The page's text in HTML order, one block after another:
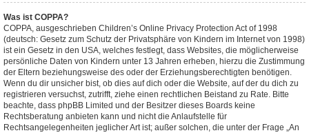
Was ist COPPA?
COPPA, ausgeschrieben Children’s Online Privacy Protection Act of 1998
(deutsch: Gesetz zum Schutz der Privatsphäre von Kindern im Internet von 1998)
ist ein Gesetz in den USA, welches festlegt, dass Websites, die möglicherweise
persönliche Daten von Kindern unter 13 Jahren erheben, hierzu die Zustimmung
der Eltern beziehungsweise des oder der Erziehungsberechtigten benötigen.
Wenn du dir unsicher bist, ob dies auf dich oder die Website, auf der du dich zu
registrieren versuchst, zutrifft, ziehe einen rechtlichen Beistand zu Rate. Bitte
beachte, dass phpBB Limited und der Besitzer dieses Boards keine
Rechtsberatung anbieten kann und nicht die Anlaufstelle für
Rechtsangelegenheiten jeglicher Art ist; außer solchen, die unter der Frage „An